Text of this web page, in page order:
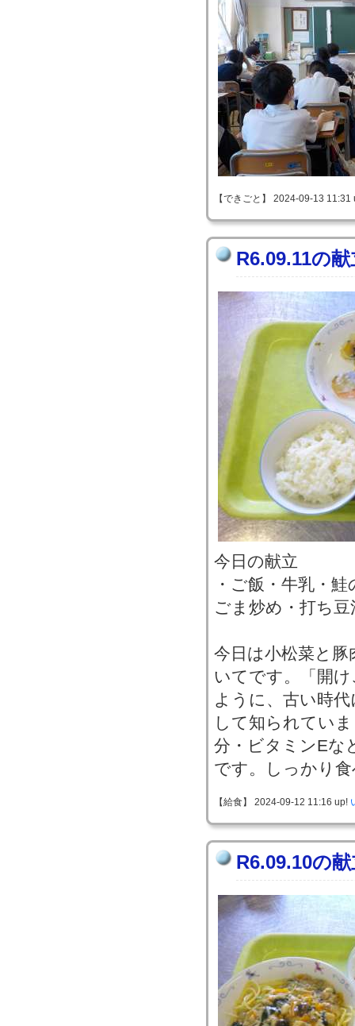
【できごと】 2024-09-13
R6.09.11の献
今日の献立
・ご飯・牛乳・
ごま炒め・打ち豆
今日は小松菜と
いてです。「開
ように、古い時
して知られてい
分・ビタミンEな
です。しっかり
【給食】 2024-09-12 11:16 up!
R6.09.10の